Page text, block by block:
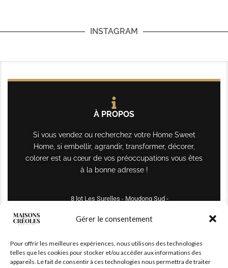
Gérer le consentement
Pour offrir les meilleures expériences, nous utilisons des technologies
telles que les cookies pour stocker et/ou accéder aux informations des
appareils. Le fait de consentir à ces technologies nous permettra de traiter
INSTAGRAM
À PROPOS
Si vous vendez ou recherchez votre Home Sweet
Home, si embellir, agrandir, transformer, décorer,
colorer est au cœur de vos préoccupations vous êtes
à la bonne adresse !
8 lot Les Surelles - Moudong Sud -
maisonscreoles.immo@gmail.com